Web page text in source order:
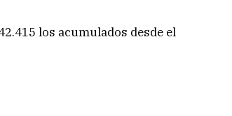
los acumulados desde el